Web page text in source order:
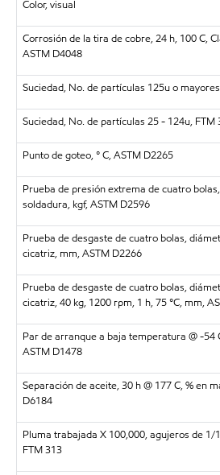
Color, visual
Corrosión de la tira de cobre, 24 h, 100 C,
ASTM D4048
Suciedad, No. de partículas 125u o
Suciedad, No. de partículas 25 - 124u, FTM
Punto de goteo, ° C, ASTM D2265
Prueba de presión extrema de cuatro
soldadura, kgf, ASTM D2596
Prueba de desgaste de cuatro bolas,
cicatriz, mm, ASTM D2266
Prueba de desgaste de cuatro bolas,
cicatriz, 40 kg, 1200 rpm, 1 h, 75 °C, mm,
Par de arranque a baja temperatura @ -54
ASTM D1478
Separación de aceite, 30 h @ 177 C, % en
D6184
Pluma trabajada X 100,000, agujeros de 1/
FTM 313